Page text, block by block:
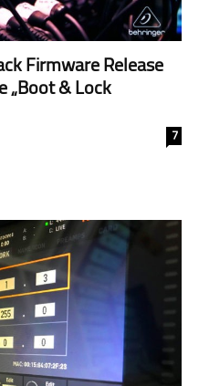
Firmware Release
„Boot & Lock
7